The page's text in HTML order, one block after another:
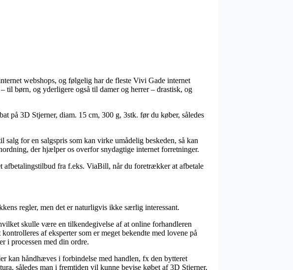
webshops, og følgelig har de fleste Vivi Gade internet
til børn, og yderligere også til damer og herrer – drastisk, og
på 3D Stjerner, diam. 15 cm, 300 g, 3stk. før du køber, således
for en salgspris som kan virke umådelig beskeden, så kan
der hjælper os overfor snydagtige internet forretninger.
fra f.eks. ViaBill, når du foretrækker at afbetale
regler, men det er naturligvis ikke særlig interessant.
skulle være en tilkendegivelse af at online forhandleren
af eksperter som er meget bekendte med lovene på
i processen med din ordre.
kan håndhæves i forbindelse med handlen, fx den bytteret
således man i fremtiden vil kunne bevise købet af 3D Stjerner,